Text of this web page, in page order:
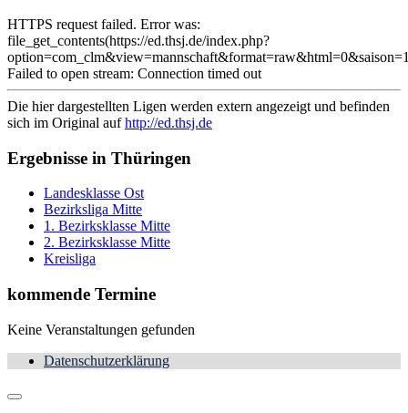
HTTPS request failed. Error was:
file_get_contents(https://ed.thsj.de/index.php?
Failed to open stream: Connection timed out
Die hier dargestellten Ligen werden extern angezeigt und befinden
sich im Original aufhttp://ed.thsj.de
Ergebnisse in Thüringen
Landesklasse Ost
Bezirksliga Mitte
1. Bezirksklasse Mitte
2. Bezirksklasse Mitte
Kreisliga
kommende Termine
Keine Veranstaltungen gefunden
Datenschutzerklärung